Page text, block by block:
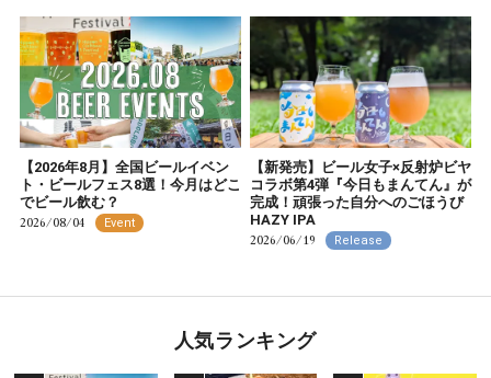
【2026年8月】全国ビールイベン
ト・ビールフェス8選！今月はどこ
でビール飲む？
2026/08/04 Event
【新発売】ビール女子×反射炉ビヤ
コラボ第4弾『今日もまんてん』が
完成！頑張った自分へのごほうび
HAZY IPA
2026/06/19 Release
人気ランキング